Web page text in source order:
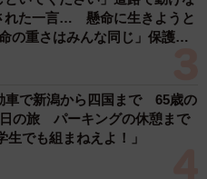
れた一言… 懸命に生きようと
の重さはみんな同じ」保護団
車で新潟から四国まで 65歳の
の旅 パーキングの休憩まで
でも組まねえよ！」